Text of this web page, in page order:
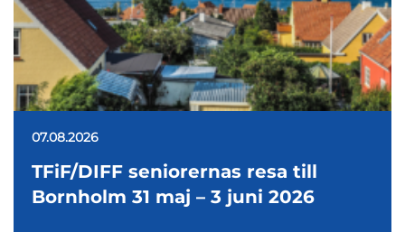
07.08.2026
TFiF/DIFF seniorernas resa till
Bornholm 31 maj – 3 juni 2026